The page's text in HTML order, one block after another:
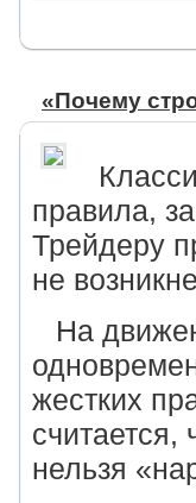
«Почему
правила,
Трейдеру
не
На
жестких
нельзя